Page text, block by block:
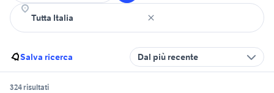
Salva ricerca Dal più recente
324 risultati